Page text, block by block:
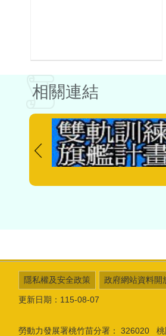
相關連結
隱私權及安全政策 政府網站資料開
更新日期：115-08-07
勞動力發展署桃竹苗分署： 326020 桃